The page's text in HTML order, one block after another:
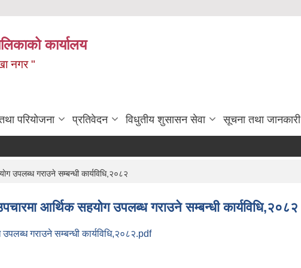
कार्यालय
नगर "
परियोजना प्रतिवेदन विधुतीय शुसासन सेवा सूचना तथा जानकारी
उपलब्ध गराउने सम्बन्धी कार्यविधि,२०८२
आर्थिक सहयाेग उपलब्ध गराउने सम्बन्धी कार्यविधि,२०८२
गराउने सम्बन्धी कार्यविधि,२०८२.pdf